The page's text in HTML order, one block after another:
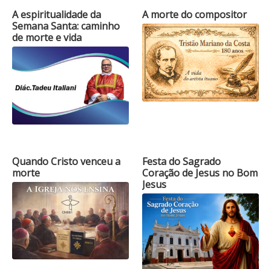
A espiritualidade da
Semana Santa: caminho
de morte e vida
A morte do compositor
Quando Cristo venceu a
morte
Festa do Sagrado
Coração de Jesus no Bom
Jesus